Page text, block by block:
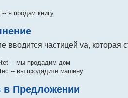
я продам книгу
вводится частицей va, которая
-- мы продадим дом
-- вы продадите машину
в Предложении